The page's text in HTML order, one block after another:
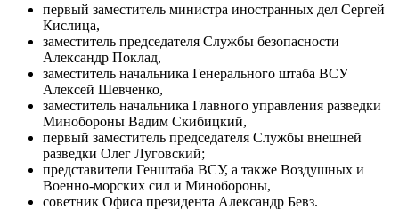
первый заместитель министра иностранных дел Сергей
Кислица,
заместитель председателя Службы безопасности
Александр Поклад,
заместитель начальника Генерального штаба ВСУ
Алексей Шевченко,
заместитель начальника Главного управления разведки
Минобороны Вадим Скибицкий,
первый заместитель председателя Службы внешней
разведки Олег Луговский;
представители Генштаба ВСУ, а также Воздушных и
Военно-морских сил и Минобороны,
советник Офиса президента Александр Бевз.